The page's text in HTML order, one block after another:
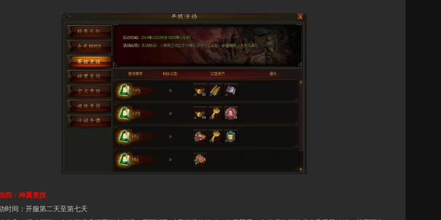
：神翼竞技
间：开服第二天至第七天